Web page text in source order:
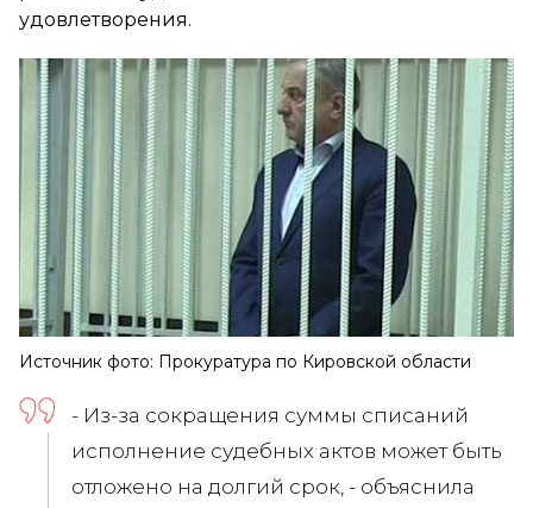
удовлетворения.
Источник фото: Прокуратура по Кировской области
- Из-за сокращения суммы списаний
исполнение судебных актов может быть
отложено на долгий срок, - объяснила